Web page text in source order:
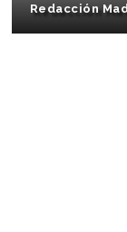
Redacción